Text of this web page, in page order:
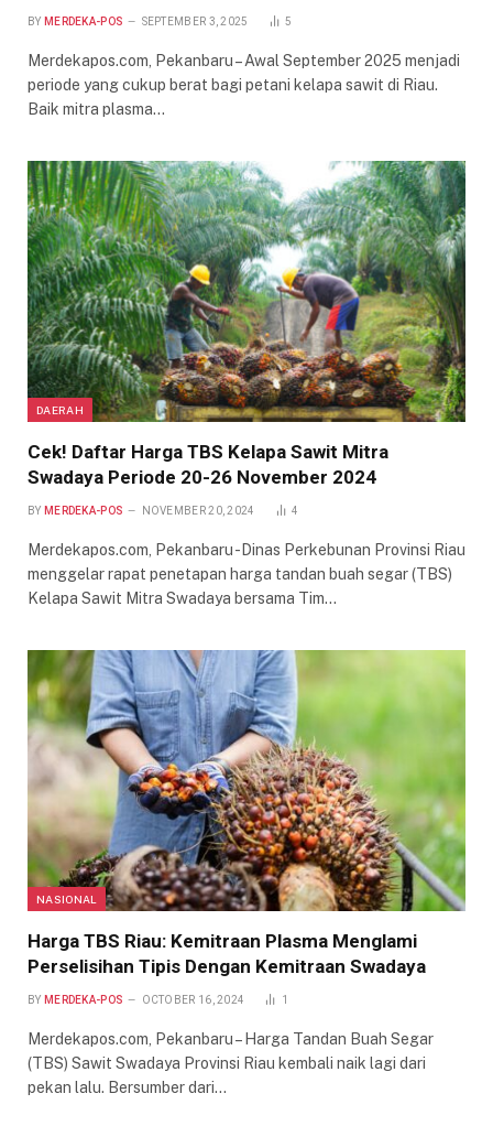
BY MERDEKA-POS SEPTEMBER 3, 2025 5
Merdekapos.com, Pekanbaru – Awal September 2025 menjadi
periode yang cukup berat bagi petani kelapa sawit di Riau.
Baik mitra plasma…
DAERAH
Cek! Daftar Harga TBS Kelapa Sawit Mitra
Swadaya Periode 20-26 November 2024
BY MERDEKA-POS NOVEMBER 20, 2024 4
Merdekapos.com, Pekanbaru -Dinas Perkebunan Provinsi Riau
menggelar rapat penetapan harga tandan buah segar (TBS)
Kelapa Sawit Mitra Swadaya bersama Tim…
NASIONAL
Harga TBS Riau: Kemitraan Plasma Menglami
Perselisihan Tipis Dengan Kemitraan Swadaya
BY MERDEKA-POS OCTOBER 16, 2024 1
Merdekapos.com, Pekanbaru – Harga Tandan Buah Segar
(TBS) Sawit Swadaya Provinsi Riau kembali naik lagi dari
pekan lalu. Bersumber dari…